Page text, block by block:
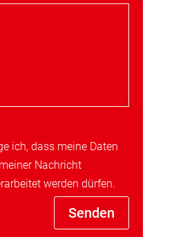
ich, dass meine Daten
Nachricht
werden dürfen.
Senden